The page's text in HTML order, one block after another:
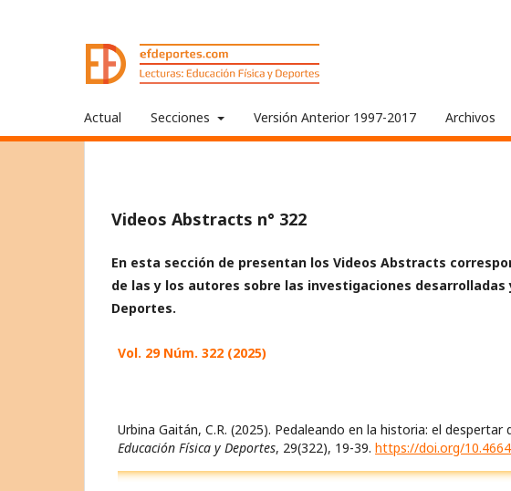
Actual Secciones Versión Anterior 1997-2017 Archivos
Videos Abstracts n° 322
En esta sección de presentan los Videos Abstracts
de las y los autores sobre las investigaciones desarrolladas
Deportes.
Vol. 29 Núm. 322 (2025)
Urbina Gaitán, C.R. (2025). Pedaleando en la historia: el
Educación Física y Deportes, 29(322), 19-39. https://doi.org/